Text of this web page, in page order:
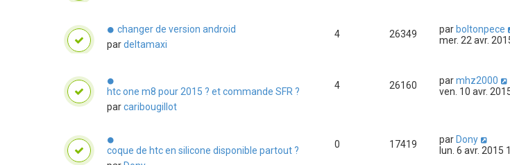
changer de version android
pardeltamaxi
4 26349 par boltonpece
mer. 22 avr.
htc one m8 pour 2015 ? et commande SFR ?
parcaribougillot
4 26160 parmhz2000
ven. 10 avr.
coque de htc en silicone disponible partout ?
0 17419 par Dony
lun. 6 avr. 2015